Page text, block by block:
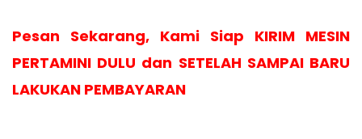
Pesan Sekarang, Kami Siap KIRIM MESIN
PERTAMINI DULU dan SETELAH SAMPAI BARU
LAKUKAN PEMBAYARAN